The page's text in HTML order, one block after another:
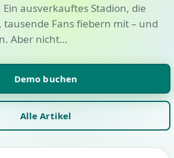
ausverkauftes Stadion, die
Fans fiebern mit – und
Aber nicht…
Demo buchen
Alle Artikel